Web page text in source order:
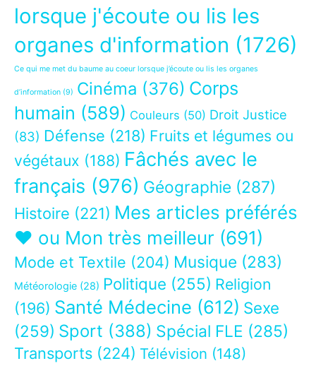
lorsque j'écoute ou lis les
organes d'information (1726)
Ce qui me met du baume au coeur lorsque j’écoute ou lis les organes
d’information (9) Cinéma (376) Corps
humain (589) Couleurs (50) Droit Justice
(83) Défense (218) Fruits et légumes ou
végétaux (188) Fâchés avec le
français (976) Géographie (287)
Histoire (221) Mes articles préférés
❤ ou Mon très meilleur (691)
Mode et Textile (204) Musique (283)
Météorologie (28) Politique (255) Religion
(196) Santé Médecine (612) Sexe
(259) Sport (388) Spécial FLE (285)
Transports (224) Télévision (148)